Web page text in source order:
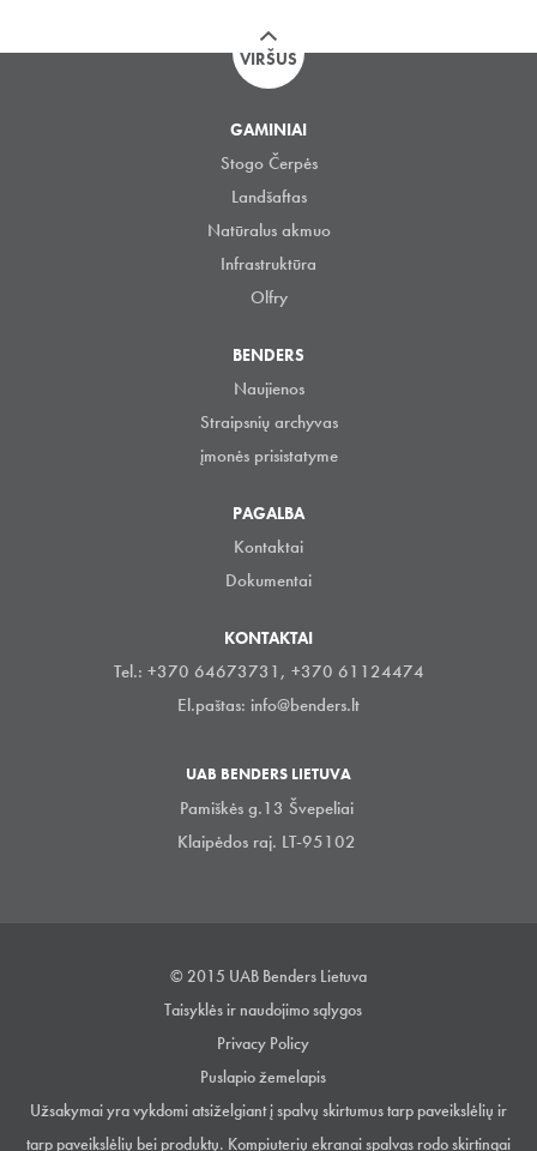
VIRŠUS
GAMINIAI
Stogo Čerpės
Landšaftas
Natūralus akmuo
Infrastruktūra
Olfry
BENDERS
Naujienos
Straipsnių archyvas
įmonės prisistatyme
PAGALBA
Kontaktai
Dokumentai
KONTAKTAI
Tel.: +370 64673731, +370 61124474
El.paštas: info@benders.lt
UAB BENDERS LIETUVA
Pamiškės g.13 Švepeliai
Klaipėdos raj. LT-95102
© 2015 UAB Benders Lietuva
Taisyklės ir naudojimo sąlygos
Privacy Policy
Puslapio žemelapis
Užsakymai yra vykdomi atsiželgiant į spalvų skirtumus tarp paveikslėlių ir
tarp paveikslėlių bei produktų. Kompiuterių ekranai spalvas rodo skirtingai